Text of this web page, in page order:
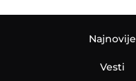
Najnovije
Vesti